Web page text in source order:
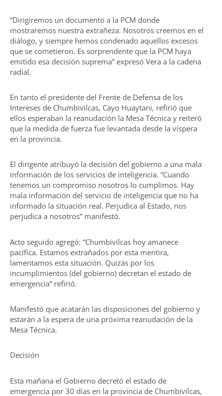
“Dirigiremos un documento a la PCM donde
mostraremos nuestra extrañeza. Nosotros creemos en el
diálogo, y siempre hemos condenado aquellos excesos
que se cometieron. Es sorprendente que la PCM haya
emitido esa decisión suprema” expresó Vera a la cadena
radial.
En tanto el presidente del Frente de Defensa de los
Intereses de Chumbivilcas, Cayo Huaytani, refirió que
ellos esperaban la reanudación la Mesa Técnica y reiteró
que la medida de fuerza fue levantada desde la víspera
en la provincia.
El dirigente atribuyó la decisión del gobierno a una mala
información de los servicios de inteligencia. “Cuando
tenemos un compromiso nosotros lo cumplimos. Hay
mala información del servicio de inteligencia que no ha
informado la situación real. Perjudica al Estado, nos
perjudica a nosotros” manifestó.
Acto seguido agregó: “Chumbivilcas hoy amanece
pacífica. Estamos extrañados por esta mentira,
lamentamos esta situación. Quizás por los
incumplimientos (del gobierno) decretan el estado de
emergencia” refirió.
Manifestó que acatarán las disposiciones del gobierno y
estarán a la espera de una próxima reanudación de la
Mesa Técnica.
Decisión
Esta mañana el Gobierno decretó el estado de
emergencia por 30 días en la provincia de Chumbivilcas,